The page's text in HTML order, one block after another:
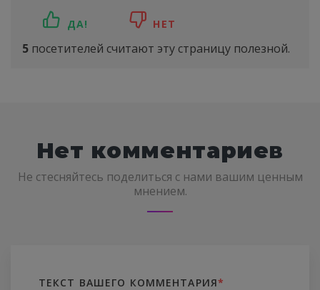
ДА! НЕТ
5 посетителей считают эту страницу полезной.
Нет комментариев
Не стесняйтесь поделиться с нами вашим ценным
мнением.
ТЕКСТ ВАШЕГО КОММЕНТАРИЯ*